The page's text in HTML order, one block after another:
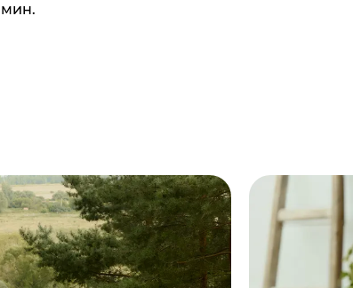
мин.